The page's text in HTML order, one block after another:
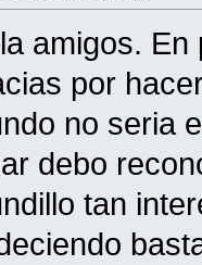
amigos.
por
no seria
debo
tan